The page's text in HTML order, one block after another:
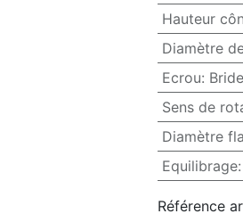
Hauteur
Diamètre
Ecrou:
Sens de
Diamètre
Equilibrage:
Référence